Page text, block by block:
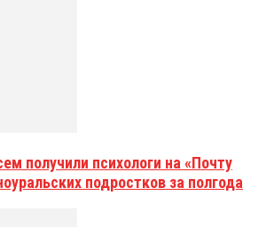
получили психологи на «Почту
подростков за полгода